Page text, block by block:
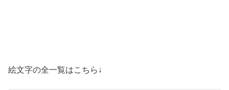
絵文字の全一覧はこちら↓